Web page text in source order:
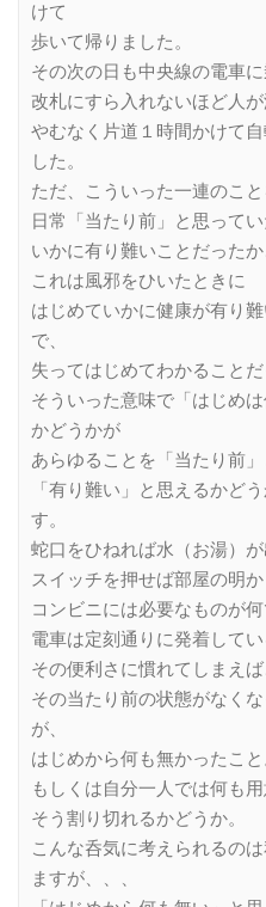
けて
歩いて帰りました。
その次の日も中央線の電車
改札にすら入れないほど人が
やむなく片道１時間かけて
した。
ただ、こういった一連のこ
日常「当たり前」と思って
いかに有り難いことだったか
これは風邪をひいたときに
はじめていかに健康が有り
で、
失ってはじめてわかることだ
そういった意味で「はじめ
かどうかが
あらゆることを「当たり前」
「有り難い」と思えるかど
す。
蛇口をひねれば水（お湯）が
スイッチを押せば部屋の明か
コンビニには必要なものが
電車は定刻通りに発着してい
その便利さに慣れてしまえば
その当たり前の状態がなく
が、
はじめから何も無かったこと
もしくは自分一人では何も用
そう割り切れるかどうか。
こんな呑気に考えられるの
ますが、、、